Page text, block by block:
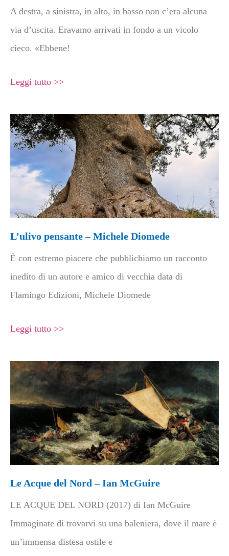
A destra, a sinistra, in alto, in basso non c’era alcuna
via d’uscita. Eravamo arrivati in fondo a un vicolo
cieco. «Ebbene!
Leggi tutto >>
L’ulivo pensante – Michele Diomede
È con estremo piacere che pubblichiamo un racconto
inedito di un autore e amico di vecchia data di
Flamingo Edizioni, Michele Diomede
Leggi tutto >>
Le Acque del Nord – Ian McGuire
LE ACQUE DEL NORD (2017) di Ian McGuire
Immaginate di trovarvi su una baleniera, dove il mare è
un’immensa distesa ostile e